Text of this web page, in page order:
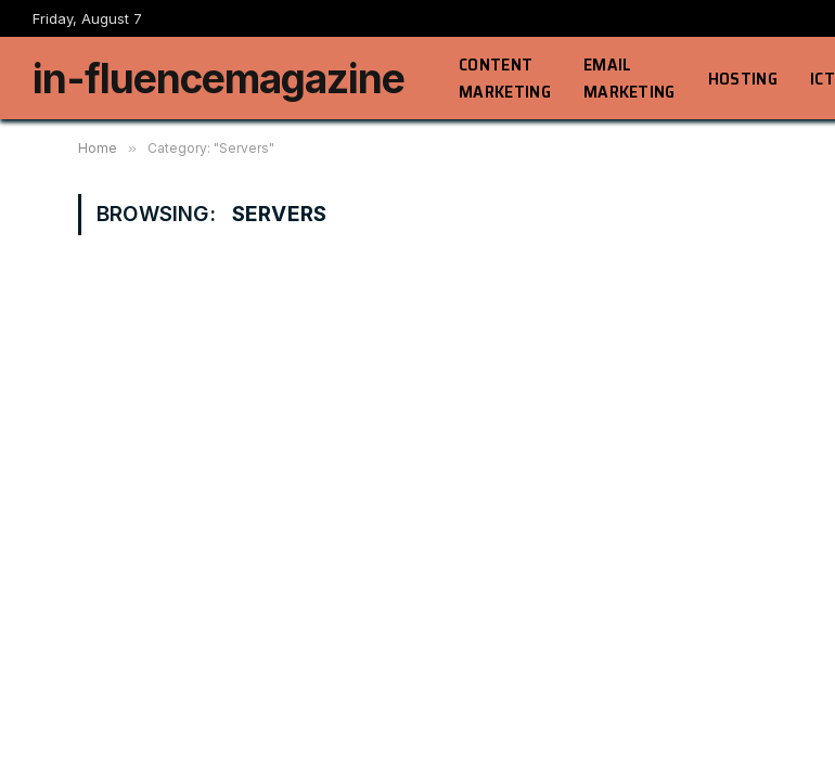
Friday, August 7
in-fluencemagazine
CONTENT
MARKETING
EMAIL
MARKETING
HOSTING ICT
Home » Category: "Servers"
BROWSING: SERVERS